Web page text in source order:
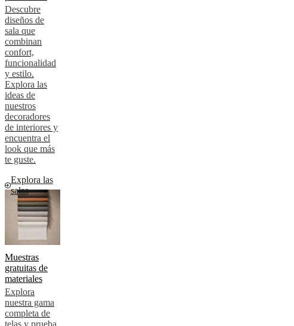
Descubre
diseños de
sala que
combinan
confort,
funcionalidad
y estilo.
Explora las
ideas de
nuestros
decoradores
de interiores y
encuentra el
look que más
te guste.
Explora las
salas
Muestras
gratuitas de
materiales
Explora
nuestra gama
completa de